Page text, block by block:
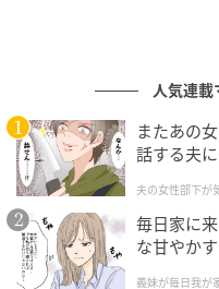
義母の他界
それから半年ほどが経
来いと連絡が入りまし
に倒れていました。す
ったものの、そのまま
人気連
またあの
話する夫
夫の女性部下が
毎日家に
な甘やか
義妹が毎日我が